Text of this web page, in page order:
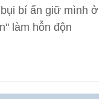
bí ẩn giữ mình ở
làm hỗn độn